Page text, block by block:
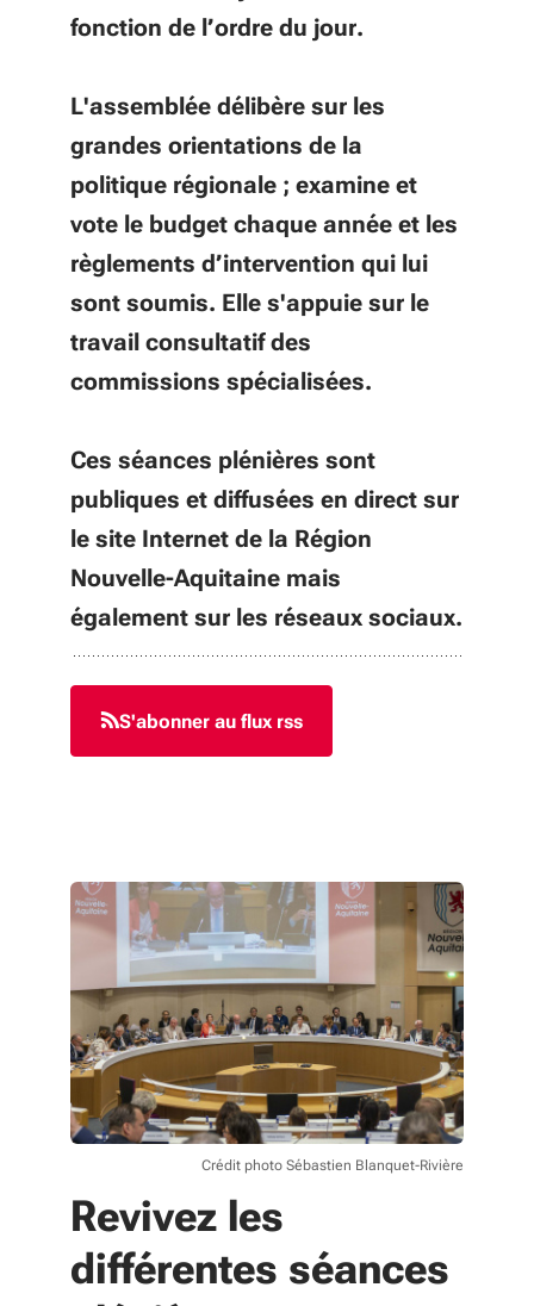
fonction de l’ordre du jour.
L'assemblée délibère sur les
grandes orientations de la
politique régionale ; examine et
vote le budget chaque année et les
règlements d’intervention qui lui
sont soumis. Elle s'appuie sur le
travail consultatif des
commissions spécialisées.
Ces séances plénières sont
publiques et diffusées en direct sur
le site Internet de la Région
Nouvelle-Aquitaine mais
également sur les réseaux sociaux.
S'abonner au flux rss
Crédit photo Sébastien Blanquet-Rivière
Revivez les
différentes séances